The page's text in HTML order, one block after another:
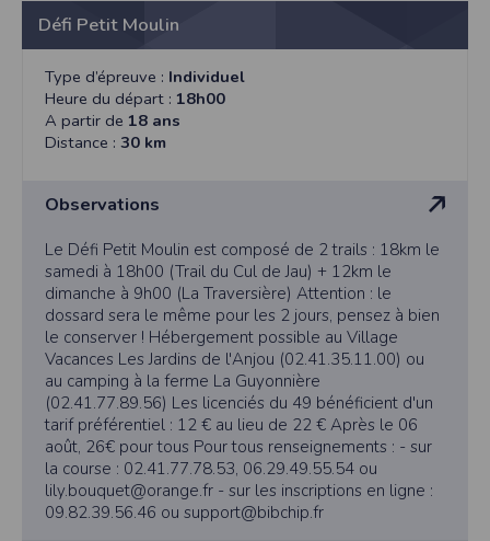
Défi Petit Moulin
Type d’épreuve : Individuel
Heure du départ : 18h00
A partir de 18 ans
Distance : 30 km
Observations
Le Défi Petit Moulin est composé de 2 trails : 18km le
samedi à 18h00 (Trail du Cul de Jau) + 12km le
dimanche à 9h00 (La Traversière) Attention : le
dossard sera le même pour les 2 jours, pensez à bien
le conserver ! Hébergement possible au Village
Vacances Les Jardins de l'Anjou (02.41.35.11.00) ou
au camping à la ferme La Guyonnière
(02.41.77.89.56) Les licenciés du 49 bénéficient d'un
tarif préférentiel : 12 € au lieu de 22 € Après le 06
août, 26€ pour tous Pour tous renseignements : - sur
la course : 02.41.77.78.53, 06.29.49.55.54 ou
lily.bouquet@orange.fr - sur les inscriptions en ligne :
09.82.39.56.46 ou support@bibchip.fr